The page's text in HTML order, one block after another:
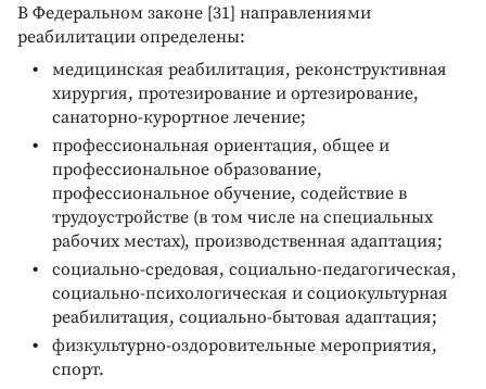
В Федеральном законе [31] направлениями
реабилитации определены:
медицинская реабилитация, реконструктивная
хирургия, протезирование и ортезирование,
санаторно-курортное лечение;
профессиональная ориентация, общее и
профессиональное образование,
профессиональное обучение, содействие в
трудоустройстве (в том числе на специальных
рабочих местах), производственная адаптация;
социально-средовая, социально-педагогическая,
социально-психологическая и социокультурная
реабилитация, социально-бытовая адаптация;
физкультурно-оздоровительные мероприятия,
спорт.